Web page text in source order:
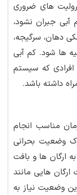
های ضروری
جبران نشود،
دهان، سرگیجه،
ها شود. کم آبی
افرادی که سیستم
داشته باشد.
مناسب انجام
وضعیت بحرانی
ارگان ها و بافت
هایی مانند
وضعیت نیاز به